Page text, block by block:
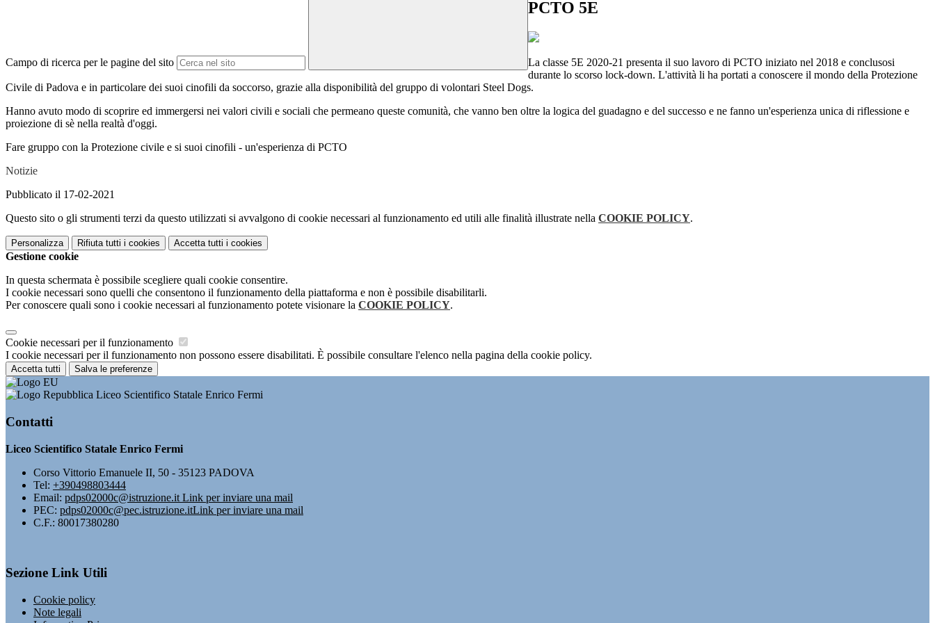
Campo di ricerca per le pagine del sito
PCTO 5E
La classe 5E 2020-21 presenta il suo lavoro di PCTO iniziato nel 2018 e conclusosi
durante lo scorso lock-down. L'attività li ha portati a conoscere il mondo della Protezione
Civile di Padova e in particolare dei suoi cinofili da soccorso, grazie alla disponibilità del gruppo di volontari Steel Dogs.
Hanno avuto modo di scoprire ed immergersi nei valori civili e sociali che permeano queste comunità, che vanno ben oltre la logica del guadagno e del successo e ne fanno un'esperienza unica di riflessione e
proiezione di sè nella realtà d'oggi.
Fare gruppo con la Protezione civile e si suoi cinofili - un'esperienza di PCTO
Notizie
Pubblicato il 17-02-2021
Questo sito o gli strumenti terzi da questo utilizzati si avvalgono di cookie necessari al funzionamento ed utili alle finalità illustrate nella COOKIE POLICY.
Personalizza Rifiuta tutti i cookies Accetta tutti i cookies
Gestione cookie
In questa schermata è possibile scegliere quali cookie consentire.
I cookie necessari sono quelli che consentono il funzionamento della piattaforma e non è possibile disabilitarli.
Per conoscere quali sono i cookie necessari al funzionamento potete visionare la COOKIE POLICY.
Cookie necessari per il funzionamento
I cookie necessari per il funzionamento non possono essere disabilitati. È possibile consultare l'elenco nella pagina della cookie policy.
Accetta tutti Salva le preferenze
Liceo Scientifico Statale Enrico Fermi
Contatti
Liceo Scientifico Statale Enrico Fermi
Corso Vittorio Emanuele II, 50 - 35123 PADOVA
Tel: +390498803444
Email: pdps02000c@istruzione.it Link per inviare una mail
PEC: pdps02000c@pec.istruzione.itLink per inviare una mail
C.F.: 80017380280
Sezione Link Utili
Cookie policy
Note legali